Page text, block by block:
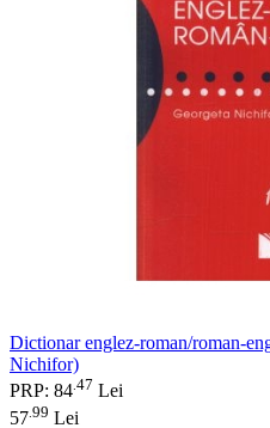
Dictionar englez-roman/roman-
Nichifor)
PRP: 84 47 Lei
57 99 Lei